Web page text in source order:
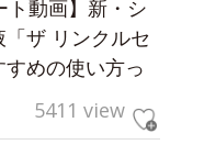
ト動画】新・シ
ザ リンクルセ
めの使い方っ
5411 view